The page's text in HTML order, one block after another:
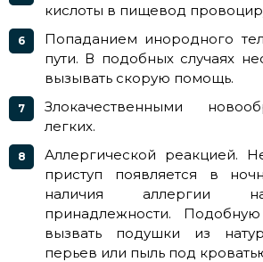
кислоты в пищевод
Попаданием инородного
пути. В подобных случаях
вызывать скорую помощь.
Злокачественными
легких.
Аллергической реакцией.
приступ появляется в
наличия аллергии
принадлежности.
вызвать подушки из
перьев или пыль под